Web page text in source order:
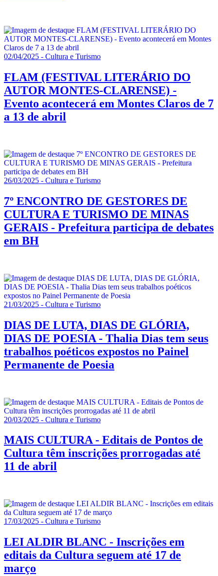
02/04/2025 - Cultura e Turismo
FLAM (FESTIVAL LITERÁRIO DO
AUTOR MONTES-CLARENSE) -
Evento acontecerá em Montes Claros de 7
a 13 de abril
26/03/2025 - Cultura e Turismo
7º ENCONTRO DE GESTORES DE
CULTURA E TURISMO DE MINAS
GERAIS - Prefeitura participa de debates
em BH
21/03/2025 - Cultura e Turismo
DIAS DE LUTA, DIAS DE GLÓRIA,
DIAS DE POESIA - Thalia Dias tem seus
trabalhos poéticos expostos no Painel
Permanente de Poesia
20/03/2025 - Cultura e Turismo
MAIS CULTURA - Editais de Pontos de
Cultura têm inscrições prorrogadas até
11 de abril
17/03/2025 - Cultura e Turismo
LEI ALDIR BLANC - Inscrições em
editais da Cultura seguem até 17 de
março